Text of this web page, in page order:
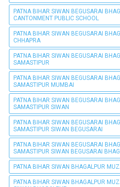
PATNA BIHAR SIWAN BEGUSARAI
CANTONMENT PUBLIC SCHOOL
PATNA BIHAR SIWAN BEGUSARAI
CHHAPRA
PATNA BIHAR SIWAN BEGUSARAI
SAMASTIPUR
PATNA BIHAR SIWAN BEGUSARAI
SAMASTIPUR MUMBAI
PATNA BIHAR SIWAN BEGUSARAI
SAMASTIPUR SIWAN
PATNA BIHAR SIWAN BEGUSARAI
SAMASTIPUR SIWAN BEGUSARAI
PATNA BIHAR SIWAN BEGUSARAI
SAMASTIPUR SIWAN BEGUSARAI
PATNA BIHAR SIWAN BHAGALPUR
PATNA BIHAR SIWAN BHAGALPUR